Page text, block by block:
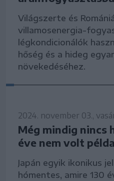
Világszerte és
villamosenergia-
légkondicionálók
hőség és a hideg
növekedéséhez.
2024. november 03.,
Még mindig nincs
éve nem volt példa
Japán egyik ikonikus
hómentes, amire 130